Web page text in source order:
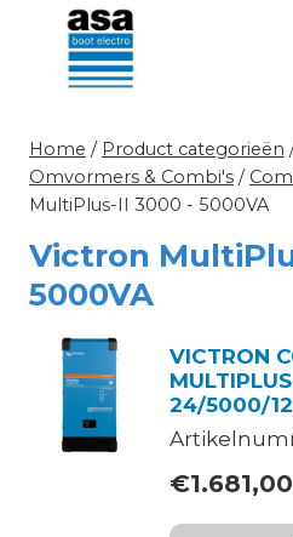
Doorgaan
inhoud
Home / Product categorieën
Omvormers & Combi's /
MultiPlus-II 3000 - 5000VA
Victron
5000VA
VICTRON
24/5000/
€1.681,00